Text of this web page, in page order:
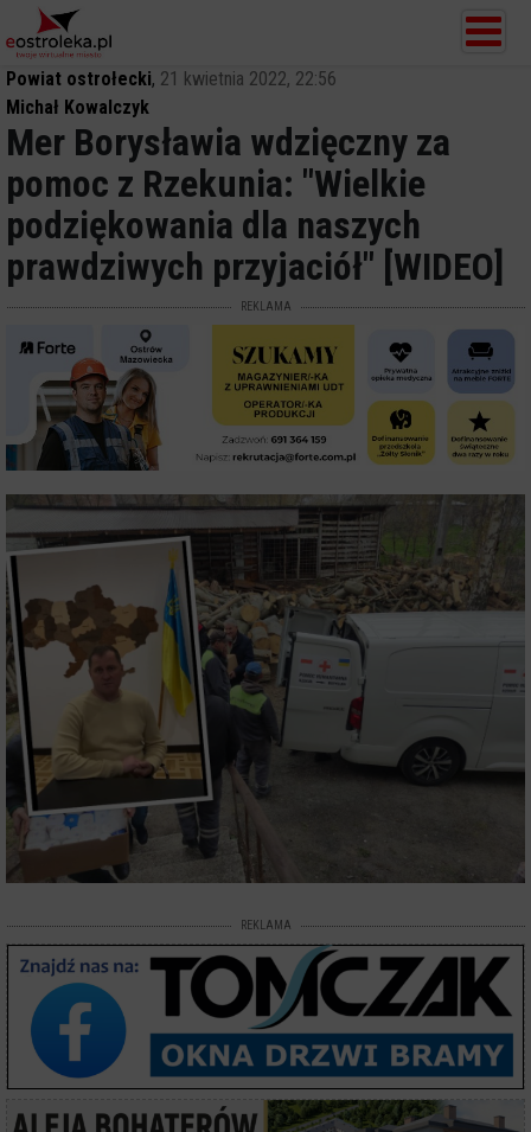
Powiat ostrołecki, 21 kwietnia 2022, 22:56
Michał Kowalczyk
Mer Borysławia wdzięczny za
pomoc z Rzekunia: "Wielkie
podziękowania dla naszych
prawdziwych przyjaciół" [WIDEO]
REKLAMA
REKLAMA